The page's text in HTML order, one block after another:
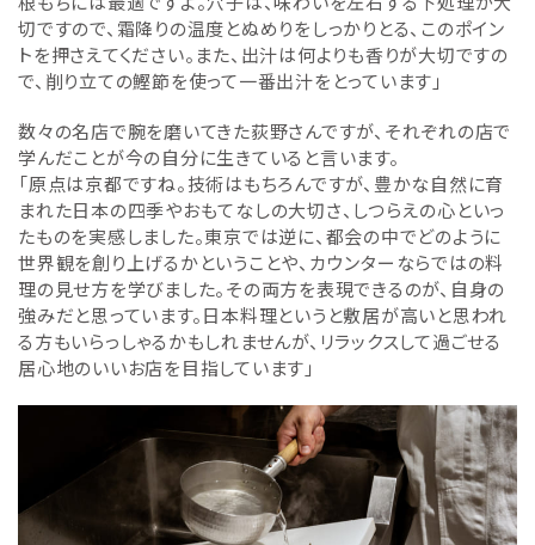
切ですので、霜降りの温度とぬめりをしっかりとる、このポイン
トを押さえてください。また、出汁は何よりも香りが大切ですの
で、削り立ての鰹節を使って一番出汁をとっています」
数々の名店で腕を磨いてきた荻野さんですが、それぞれの店で
学んだことが今の自分に生きていると言います。
「原点は京都ですね。技術はもちろんですが、豊かな自然に育
まれた日本の四季やおもてなしの大切さ、しつらえの心といっ
たものを実感しました。東京では逆に、都会の中でどのように
世界観を創り上げるかということや、カウンターならではの料
理の見せ方を学びました。その両方を表現できるのが、自身の
強みだと思っています。日本料理というと敷居が高いと思われ
る方もいらっしゃるかもしれませんが、リラックスして過ごせる
居心地のいいお店を目指しています」